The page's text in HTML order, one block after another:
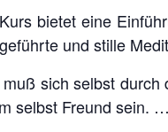
bietet eine
und stille
muß sich selbst durch
selbst Freund sein.